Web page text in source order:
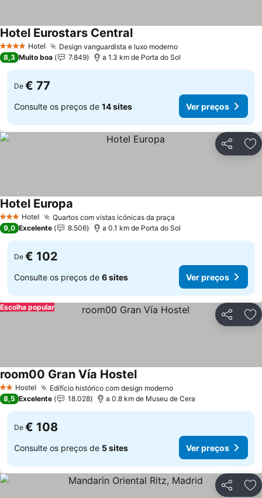
4 EstrelasHotel Design vanguardista e luxo moderno
Hotel Eurostars Central
8,3 Muito boa 7.849 a 1.3 km de Porta do Sol
De € 77
Consulte os preços de 14 sites Ver preços
Partilhar
3 EstrelasHotel Quartos com vistas icónicas da praça
Hotel Europa
9,0 Excelente 8.506 a 0.1 km de Porta do Sol
De € 102
Consulte os preços de 6 sites Ver preços
Partilhar
Escolha popular
2 Estrelas
Hostel Edifício histórico com design moderno
room00 Gran Vía Hostel
8,5 Excelente 18.028 a 0.8 km de Museu de Cera
De € 108
Consulte os preços de 5 sites Ver preços
Partilhar